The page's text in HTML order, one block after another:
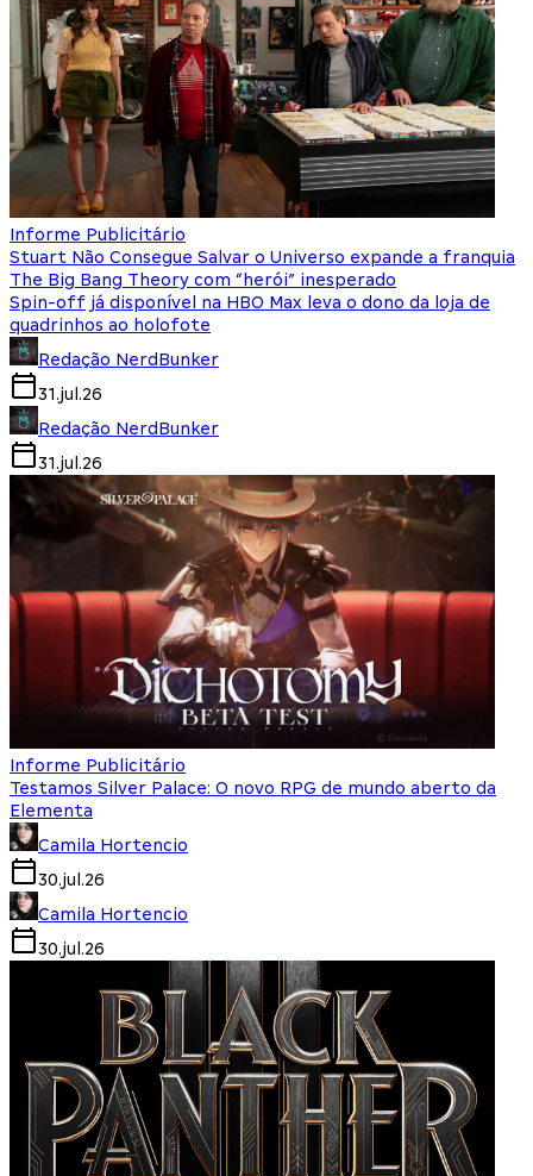
Informe Publicitário
Stuart Não Consegue Salvar o Universo expande a franquia
The Big Bang Theory com “herói” inesperado
Spin-off já disponível na HBO Max leva o dono da loja de
quadrinhos ao holofote
Redação NerdBunker
31.jul.26
Redação NerdBunker
31.jul.26
Informe Publicitário
Testamos Silver Palace: O novo RPG de mundo aberto da
Elementa
Camila Hortencio
30.jul.26
Camila Hortencio
30.jul.26